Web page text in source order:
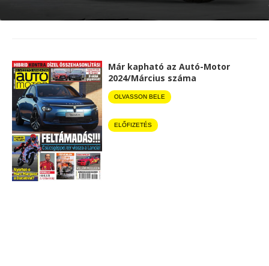
Már kapható az Autó-Motor
2024/Március száma
OLVASSON BELE
ELŐFIZETÉS